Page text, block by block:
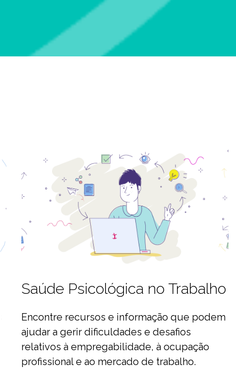
Saúde Psicológica no Trabalho
Encontre recursos e informação que podem
ajudar a gerir dificuldades e desafios
relativos à empregabilidade, à ocupação
profissional e ao mercado de trabalho.